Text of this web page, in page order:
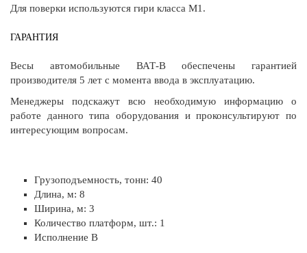
Для поверки используются гири класса М1.
ГАРАНТИЯ
Весы автомобильные ВАТ-В обеспечены гарантией
производителя 5 лет с момента ввода в эксплуатацию.
Менеджеры подскажут всю необходимую информацию о
работе данного типа оборудования и проконсультируют по
интересующим вопросам.
Грузоподъемность, тонн: 40
Длина, м: 8
Ширина, м: 3
Количество платформ, шт.: 1
Исполнение В